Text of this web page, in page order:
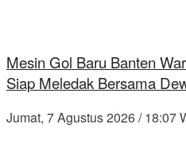
Mesin Gol Baru Banten
Siap Meledak Bersama
Jumat, 7 Agustus 2026 / 18:07